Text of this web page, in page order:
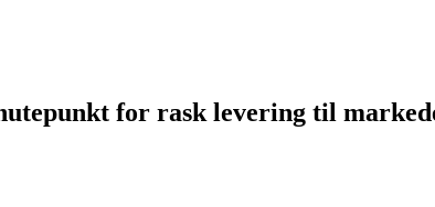
for rask levering til